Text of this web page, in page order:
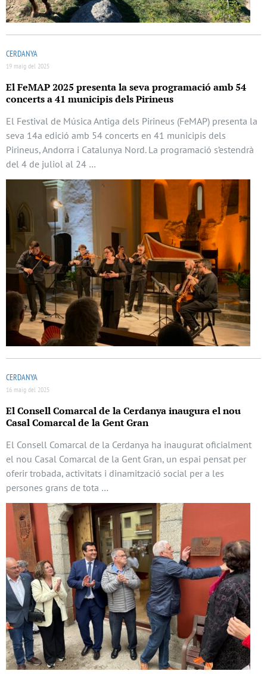
CERDANYA
19 maig del 2025
El FeMAP 2025 presenta la seva programació amb 54
concerts a 41 municipis dels Pirineus
El Festival de Música Antiga dels Pirineus (FeMAP) presenta la
seva 14a edició amb 54 concerts en 41 municipis dels
Pirineus, Andorra i Catalunya Nord. La programació s’estendrà
del 4 de juliol al 24 …
CERDANYA
16 maig del 2025
El Consell Comarcal de la Cerdanya inaugura el nou
Casal Comarcal de la Gent Gran
El Consell Comarcal de la Cerdanya ha inaugurat oficialment
el nou Casal Comarcal de la Gent Gran, un espai pensat per
oferir trobada, activitats i dinamització social per a les
persones grans de tota …